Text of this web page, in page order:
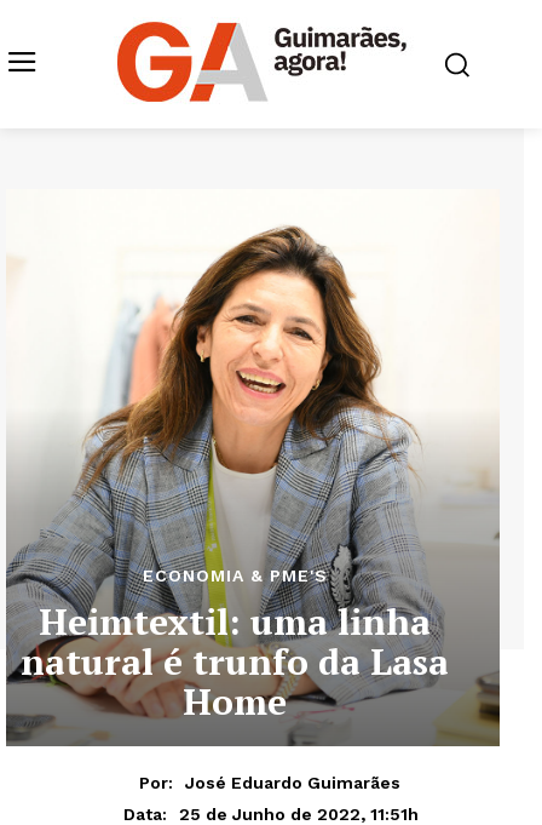
ECONOMIA & PME'S
Heimtextil: uma linha
natural é trunfo da Lasa
Home
Por:
José Eduardo Guimarães
Data:
25 de Junho de 2022, 11:51h